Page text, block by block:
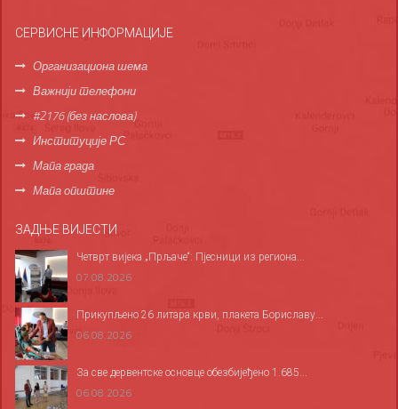
СЕРВИСНЕ ИНФОРМАЦИЈЕ
Организациона шема
Важнији телефони
#2176 (без наслова)
Институције РС
Мапа града
Мапа општине
ЗАДЊЕ ВИЈЕСТИ
Четврт вијека „Прљаче“: Пјесници из региона...
07.08.2026
Прикупљено 26 литара крви, плакета Бориславу...
06.08.2026
За све дервентске основце обезбијеђено 1.685...
06.08.2026